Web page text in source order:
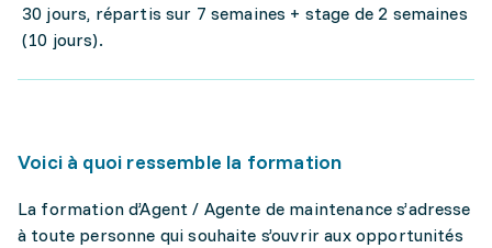
30 jours, répartis sur 7 semaines + stage de 2 semaines
(10 jours).
Voici à quoi ressemble la formation
La formation d’Agent / Agente de maintenance s’adresse
à toute personne qui souhaite s’ouvrir aux opportunités